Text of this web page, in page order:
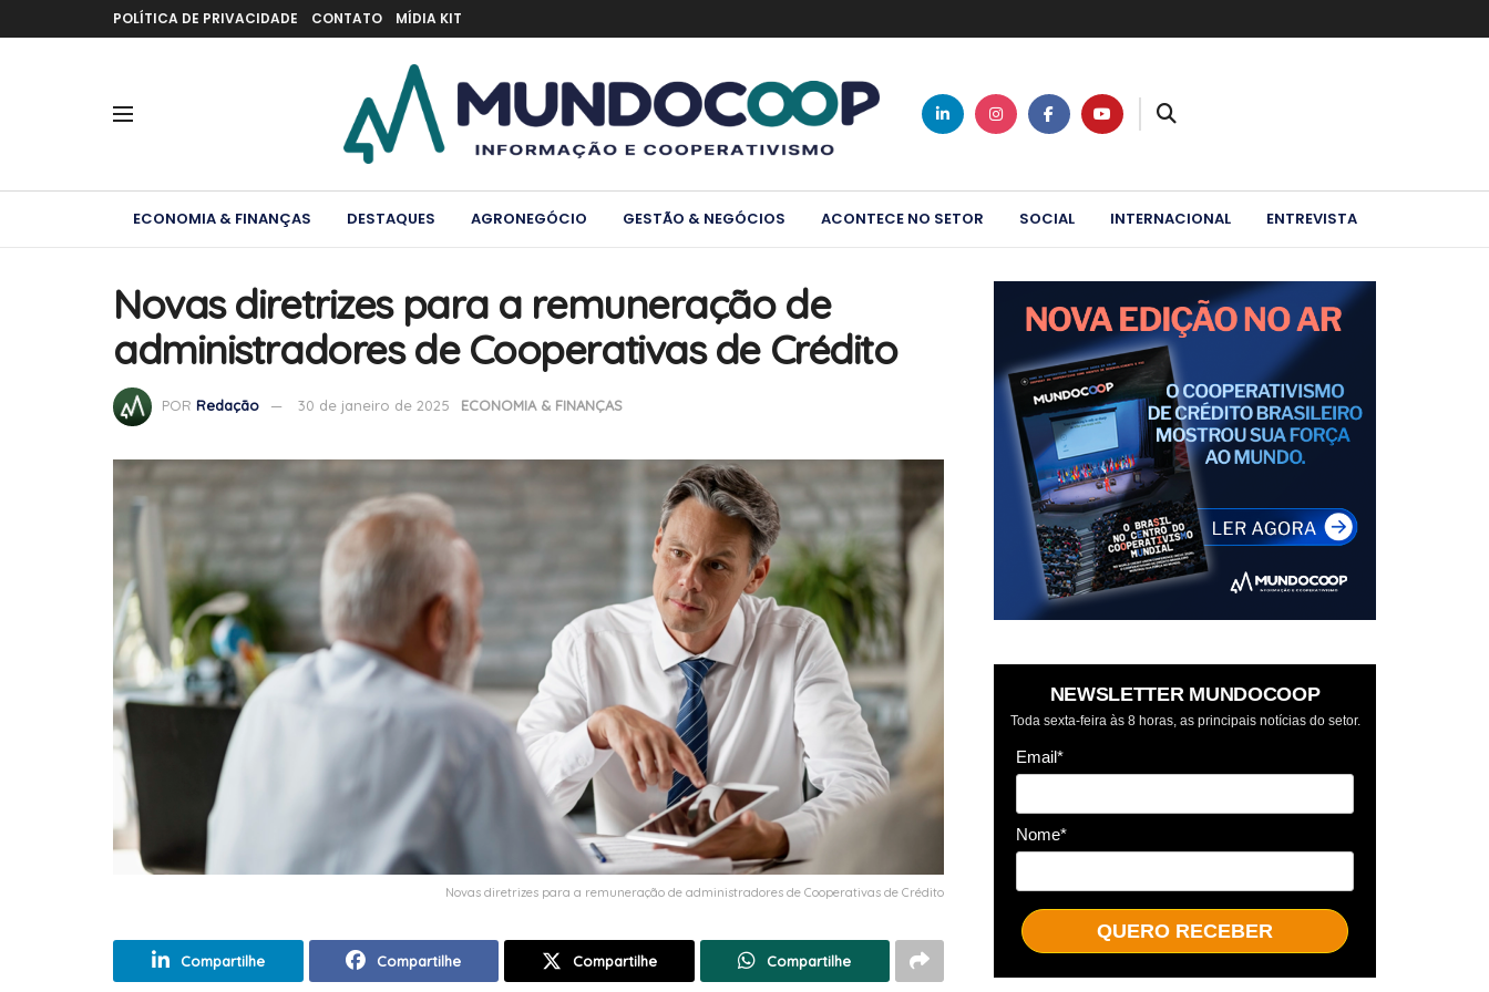
POLÍTICA DE PRIVACIDADE CONTATO MÍDIA KIT
ECONOMIA & FINANÇAS DESTAQUES AGRONEGÓCIO GESTÃO & NEGÓCIOS ACONTECE NO SETOR SOCIAL INTERNACIONAL ENTREVISTA
Novas diretrizes para a remuneração de
administradores de Cooperativas de Crédito
POR Redação 30 de janeiro de 2025 ECONOMIA & FINANÇAS
Novas diretrizes para a remuneração de administradores de Cooperativas de Crédito
Compartilhe Compartilhe Compartilhe Compartilhe
NEWSLETTER MUNDOCOOP
Toda sexta-feira às 8 horas, as principais notícias do setor.
Email*
Nome*
QUERO RECEBER